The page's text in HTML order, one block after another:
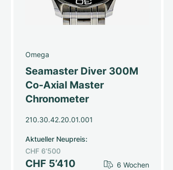
Omega
Seamaster Diver 300M
Co-Axial Master
Chronometer
210.30.42.20.01.001
CHF 5’410
Aktueller Neupreis:
CHF 6’500
6 Wochen